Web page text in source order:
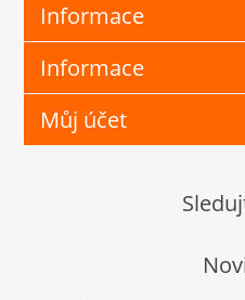
Informace
Informace
Můj účet